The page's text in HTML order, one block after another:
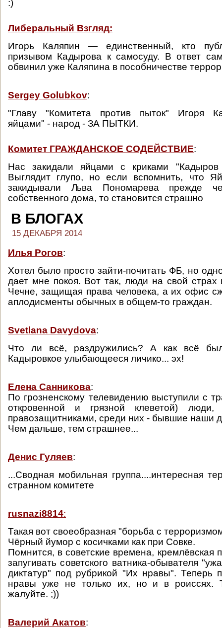
:)
Либеральный Взгляд:
Игорь Каляпин — единственный, кто
призывом Кадырова к самосуду. В ответ
обвинил уже Каляпина в пособничестве
Sergey Golubkov:
"Главу "Комитета против пыток" Игоря
яйцами" - народ - ЗА ПЫТКИ.
Комитет ГРАЖДАНСКОЕ СОДЕЙСТВИЕ:
Нас закидали яйцами с криками
Выглядит глупо, но если вспомнить, что
закидывали Льва Пономарева прежде
собственного дома, то становится страшно
В БЛОГАХ
15 ДЕКАБРЯ 2014
Илья Рогов:
Хотел было просто зайти-почитать ФБ, но
дает мне покоя. Вот так, люди на свой страх
Чечне, защищая права человека, а их офис
аплодисменты обычных в общем-то граждан.
Svetlana Davydova:
Что ли всё, раздружились? А как всё
Кадыровкое улыбающееся личико... эх!
Елена Санникова:
По грозненскому телевидению выступили с
откровенной и грязной клеветой)
правозащитниками, среди них - бывшие наши
Чем дальше, тем страшнее...
Денис Гуляев:
...Сводная мобильная группа....интересная
странном комитете
rusnazi8814:
Такая вот своеобразная "борьба с
Чёрный йумор с косичками как при Совке.
Помнится, в советские времена, кремлёвская
запугивать советского ватника-обывателя
диктатур" под рубрикой "Их нравы". Теперь
нравы уже не только их, но и в роиссях.
жалуйте. ;))
Валерий Акатов: